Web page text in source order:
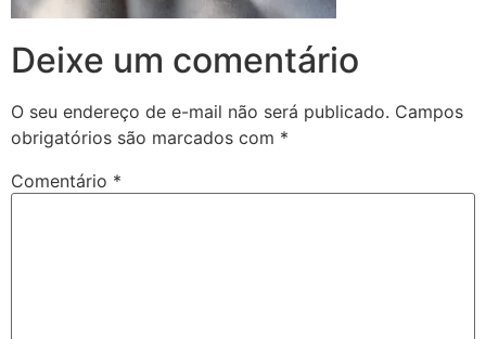
Deixe um comentário
O seu endereço de e-mail não será publicado. Campos
obrigatórios são marcados com *
Comentário *